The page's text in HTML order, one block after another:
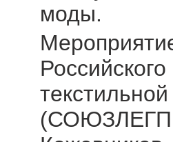
моды.